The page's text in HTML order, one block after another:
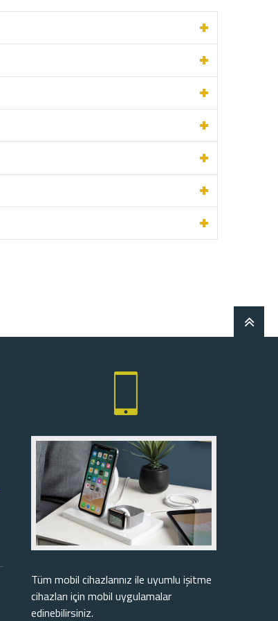
Tüm mobil cihazlarınız ile uyumlu işitme
cihazları için mobil uygulamalar
edinebilirsiniz.